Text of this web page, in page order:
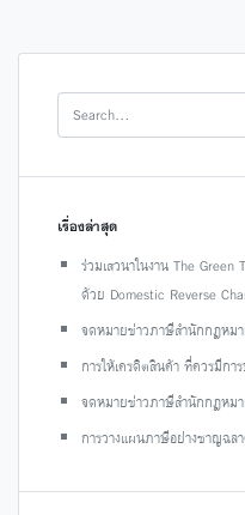
เรื่องล่าสุด
ร่วมเสวนาในงาน The
ด้วย Domestic Reverse
จดหมายข่าวภาษีสำนักกฎหม
การให้เครดิตสินค้า ที่ควรมีกา
จดหมายข่าวภาษีสำนักกฎห
การวางแผนภาษีอย่างชาญฉ